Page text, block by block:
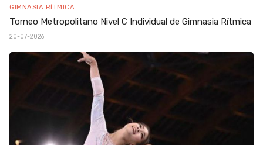
GIMNASIA RÍTMICA
Torneo Metropolitano Nivel C Individual de Gimnasia Rítmica
20-07-2026